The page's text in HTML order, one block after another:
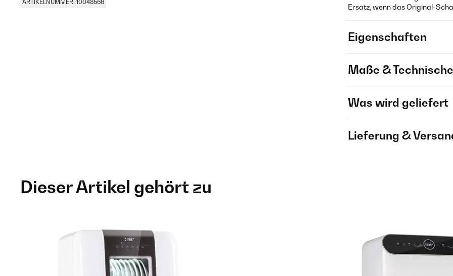
ARTIKELNUMMER: 10048566
Ersatz, wenn das Original-
Eigenschaften
Maße &
Was wird geliefert
Lieferung &
Dieser Artikel gehört zu